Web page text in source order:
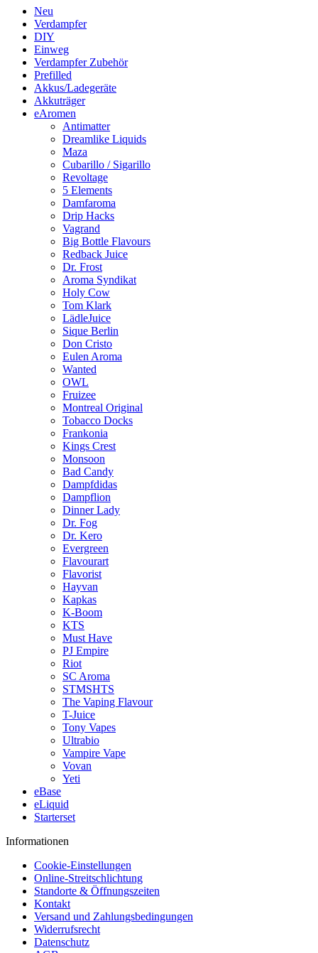
Neu
Verdampfer
DIY
Einweg
Verdampfer Zubehör
Prefilled
Akkus/Ladegeräte
Akkuträger
eAromen
Antimatter
Dreamlike Liquids
Maza
Cubarillo / Sigarillo
Revoltage
5 Elements
Damfaroma
Drip Hacks
Vagrand
Big Bottle Flavours
Redback Juice
Dr. Frost
Aroma Syndikat
Holy Cow
Tom Klark
LädleJuice
Sique Berlin
Don Cristo
Eulen Aroma
Wanted
OWL
Fruizee
Montreal Original
Tobacco Docks
Frankonia
Kings Crest
Monsoon
Bad Candy
Dampfdidas
Dampflion
Dinner Lady
Dr. Fog
Dr. Kero
Evergreen
Flavourart
Flavorist
Hayvan
Kapkas
K-Boom
KTS
Must Have
PJ Empire
Riot
SC Aroma
STMSHTS
The Vaping Flavour
T-Juice
Tony Vapes
Ultrabio
Vampire Vape
Vovan
Yeti
eBase
eLiquid
Starterset
Informationen
Cookie-Einstellungen
Online-Streitschlichtung
Standorte & Öffnungszeiten
Kontakt
Versand und Zahlungsbedingungen
Widerrufsrecht
Datenschutz